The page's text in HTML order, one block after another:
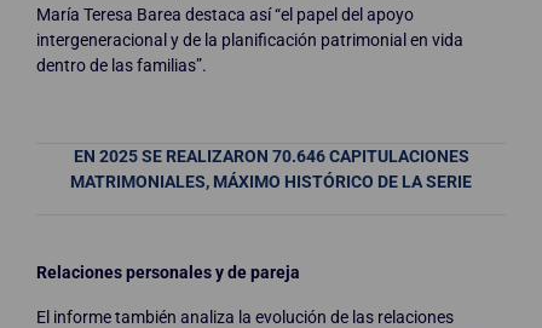
María Teresa Barea destaca así “el papel del apoyo
intergeneracional y de la planificación patrimonial en vida
dentro de las familias”.
EN 2025 SE REALIZARON 70.646 CAPITULACIONES
MATRIMONIALES, MÁXIMO HISTÓRICO DE LA SERIE
Relaciones personales y de pareja
El informe también analiza la evolución de las relaciones